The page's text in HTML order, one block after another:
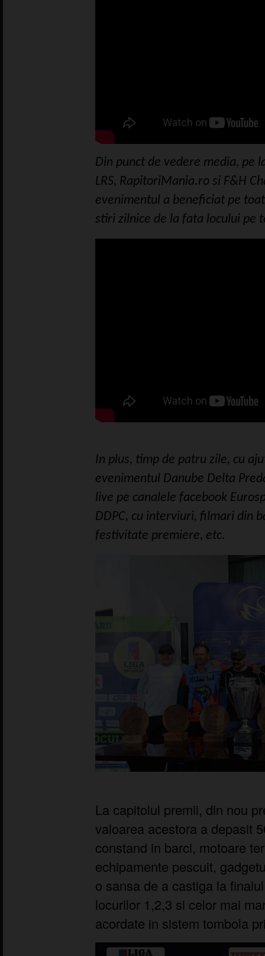
Din punct de vedere media, pe
LRS, RapitoriMania.ro si F&H
evenimentul a beneficiat pe
stiri zilnice de la fata locului pe
In plus, timp de patru zile, cu
evenimentul Danube Delta
live pe canalele facebook
DDPC, cu interviuri, filmari din
festivitate premiere, etc.
La capitolul premii, din nou
valoarea acestora a depasit
constand in barci, motoare
echipamente pescuit,
o sansa de a castiga la
locurilor 1,2,3 si celor mai
acordate in sistem tombola